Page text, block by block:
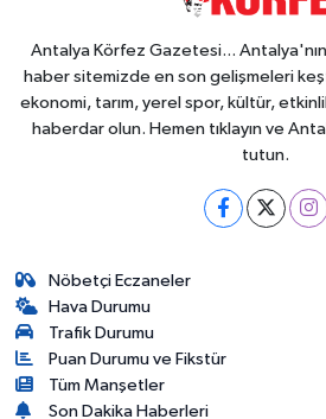
Antalya Körfez Gazetesi...
haber sitemizde en son gelişmeleri
ekonomi, tarım, yerel spor, kültür,
haberdar olun. Hemen tıklayın ve
tutun.
Nöbetçi Eczaneler
Hava Durumu
Trafik Durumu
Puan Durumu ve Fikstür
Tüm Manşetler
Son Dakika Haberleri